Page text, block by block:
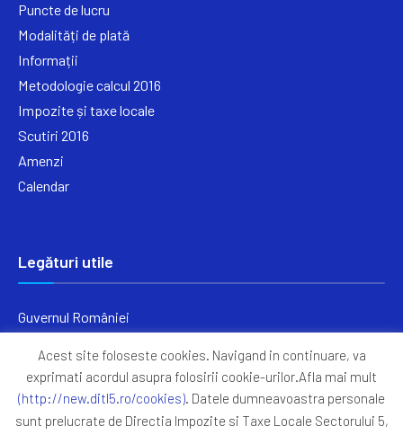
Puncte de lucru
Modalități de plată
Informații
Metodologie calcul 2016
Impozite și taxe locale
Scutiri 2016
Amenzi
Calendar
Legături utile
Guvernul României
Primăria Sectorul 5
ANAF
Acest site foloseste cookies. Navigand in continuare, va
exprimati acordul asupra folosirii cookie-urilor.Afla mai mult
(http://new.ditl5.ro/cookies). Datele dumneavoastra personale
sunt prelucrate de Directia Impozite si Taxe Locale Sectorului 5,